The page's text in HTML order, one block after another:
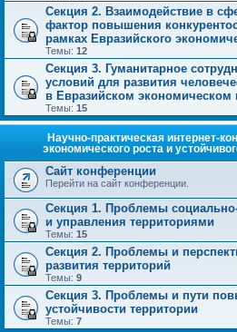
Секция 2. Взаимодействие в
фактор повышения
рамках Евразийского
Темы: 12
Секция 3. Гуманитарное
условий для развития
в Евразийском экономическом
Темы: 15
Научно-практическая интернет-
экономического роста и
Сайт конференции
Перейти на сайт конференции.
Секция 1. Проблемы
и управления территориями
Темы: 15
Секция 2. Проблемы и
развития территорий
Темы: 9
Секция 3. Проблемы и пути
устойчивости территории
Темы: 7